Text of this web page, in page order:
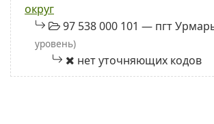
округ
97 538 000 101 — пгт
уровень)
нет уточняющих кодов